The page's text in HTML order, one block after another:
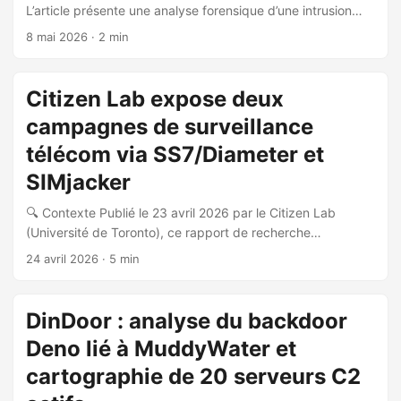
L’article présente une analyse forensique d’une intrusion
détectée début 2026, initialement identifiée comme une
drapeau. 🎭 Attribution et faux drapeau L’analyse
forensique attribue l’activité avec confiance modérée à
MuddyWater (Seedworm), un groupe APT iranien affilié au
Ministry of Intelligence and Security (MOIS). Les artefacts
techniques ayant conduit à cette attribution incluent : ...
8 mai 2026 · 2 min
Citizen Lab expose deux
campagnes de surveillance
télécom via SS7/Diameter et
SIMjacker
🔍 Contexte Publié le 23 avril 2026 par le Citizen Lab
(Université de Toronto), ce rapport de recherche
documente deux campagnes distinctes de surveillance
surveillance (CSV) opérant probablement pour le compte
d’États. L’investigation a débuté fin 2024 suite à l’analyse
de logs de pare-feu de signalisation mobile, en
collaboration avec Cellusys, Telenor Linx, Roaming Audit et
P1 Security. ...
24 avril 2026 · 5 min
DinDoor : analyse du backdoor
Deno lié à MuddyWater et
cartographie de 20 serveurs C2